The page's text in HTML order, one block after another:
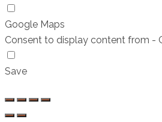
Google Maps
Consent to display content from -
Save